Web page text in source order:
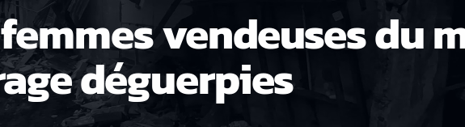
femmes vendeuses du
déguerpies